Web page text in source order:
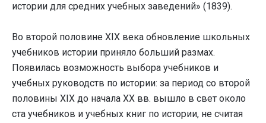
истории для средних учебных заведений» (1839).
Во второй половине ХIХ века обновление школьных
учебников истории приняло больший размах.
Появилась возможность выбора учебников и
учебных руководств по истории: за период со второй
половины XIX до начала ХХ вв. вышло в свет около
ста учебников и учебных книг по истории, не считая